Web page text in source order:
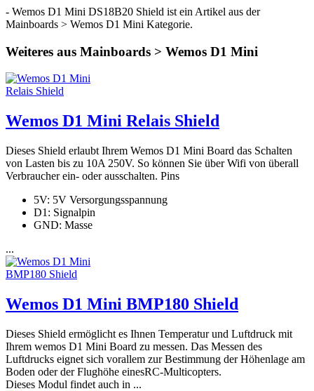
- Wemos D1 Mini DS18B20 Shield ist ein Artikel aus der
Mainboards > Wemos D1 Mini Kategorie.
Weiteres aus Mainboards > Wemos D1 Mini
Wemos D1 Mini Relais Shield
Dieses Shield erlaubt Ihrem Wemos D1 Mini Board das Schalten
von Lasten bis zu 10A 250V. So können Sie über Wifi von überall
Verbraucher ein- oder ausschalten. Pins
5V: 5V Versorgungsspannung
D1: Signalpin
GND: Masse
...
Wemos D1 Mini BMP180 Shield
Dieses Shield ermöglicht es Ihnen Temperatur und Luftdruck mit
Ihrem wemos D1 Mini Board zu messen. Das Messen des
Luftdrucks eignet sich vorallem zur Bestimmung der Höhenlage am
Boden oder der Flughöhe einesRC-Multicopters.
Dieses Modul findet auch in ...